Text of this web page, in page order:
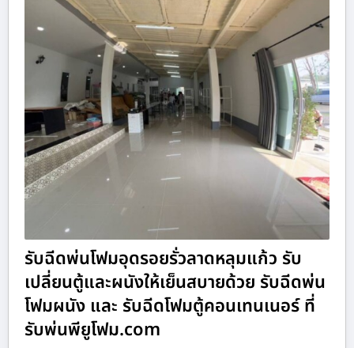
รับฉีดพ่นโฟมอุดรอยรั่วลาดหลุมแก้ว รับ
เปลี่ยนตู้และผนังให้เย็นสบายด้วย รับฉีดพ่น
โฟมผนัง และ รับฉีดโฟมตู้คอนเทนเนอร์ ที่
รับพ่นพียูโฟม.com